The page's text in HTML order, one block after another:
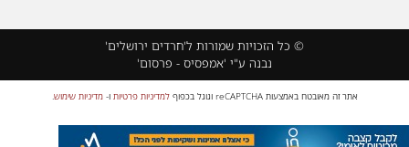
© כל הזכויות שמורות ל'חרדים ירושלים'
נבנה ע"י 'אמפסיס - פרסום'
אתר זה מאובטח באמצעות reCAPTCHA וגוגל בכפוף למדיניות פרטיות ו-מדיניות שימוש